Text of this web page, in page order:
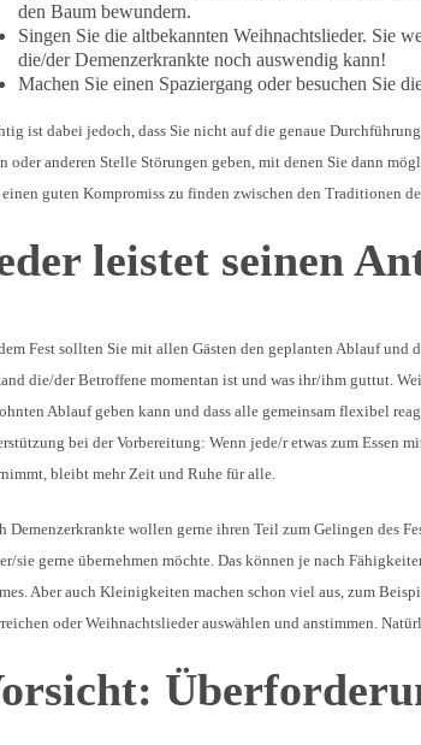
den Baum bewundern.
Singen Sie die altbekannten Weihnachtslieder. Sie
die/der Demenzerkrankte noch auswendig kann!
Machen Sie einen Spaziergang oder besuchen Sie
ist dabei jedoch, dass Sie nicht auf die genaue
oder anderen Stelle Störungen geben, mit denen Sie dann
guten Kompromiss zu finden zwischen den Traditionen
leistet seinen
Fest sollten Sie mit allen Gästen den geplanten Ablauf und
die/der Betroffene momentan ist und was ihr/ihm guttut.
Ablauf geben kann und dass alle gemeinsam flexibel
bei der Vorbereitung: Wenn jede/r etwas zum Essen
bleibt mehr Zeit und Ruhe für alle.
Demenzerkrankte wollen gerne ihren Teil zum Gelingen des
sie gerne übernehmen möchte. Das können je nach
Aber auch Kleinigkeiten machen schon viel aus, zum
oder Weihnachtslieder auswählen und anstimmen.